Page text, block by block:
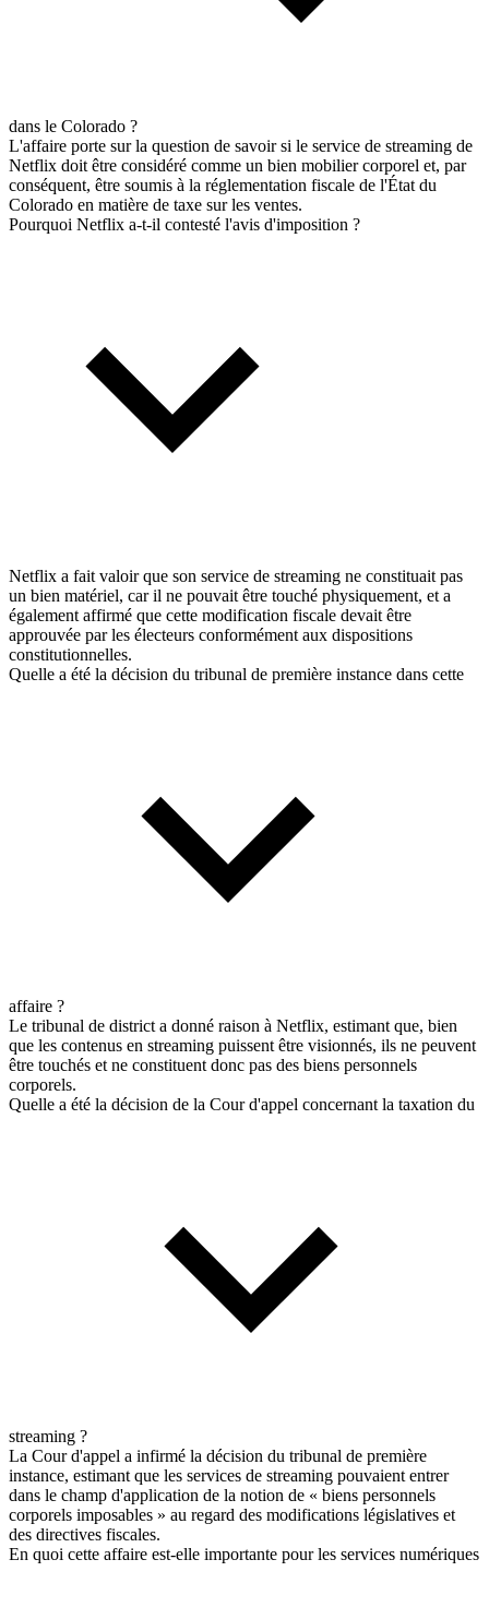
dans le Colorado ?
L'affaire porte sur la question de savoir si le service de streaming de
Netflix doit être considéré comme un bien mobilier corporel et, par
conséquent, être soumis à la réglementation fiscale de l'État du
Colorado en matière de taxe sur les ventes.
Pourquoi Netflix a-t-il contesté l'avis d'imposition ?
Netflix a fait valoir que son service de streaming ne constituait pas
un bien matériel, car il ne pouvait être touché physiquement, et a
également affirmé que cette modification fiscale devait être
approuvée par les électeurs conformément aux dispositions
constitutionnelles.
Quelle a été la décision du tribunal de première instance dans cette
affaire ?
Le tribunal de district a donné raison à Netflix, estimant que, bien
que les contenus en streaming puissent être visionnés, ils ne peuvent
être touchés et ne constituent donc pas des biens personnels
corporels.
Quelle a été la décision de la Cour d'appel concernant la taxation du
streaming ?
La Cour d'appel a infirmé la décision du tribunal de première
instance, estimant que les services de streaming pouvaient entrer
dans le champ d'application de la notion de « biens personnels
corporels imposables » au regard des modifications législatives et
des directives fiscales.
En quoi cette affaire est-elle importante pour les services numériques